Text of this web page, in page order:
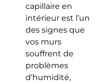
capillaire en
intérieur est l’un
des signes que
vos murs
souffrent de
problèmes
d’humidité,